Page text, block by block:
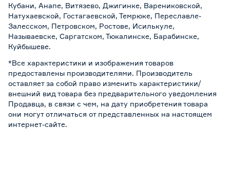
Кубани, Анапе, Витязево, Джигинке, Варениковской,
Натухаевской, Гостагаевской, Темрюке, Переславле-
Залесском, Петровском, Ростове, Исилькуле,
Называевске, Саргатском, Тюкалинске, Барабинске,
Куйбышеве.
*Все характеристики и изображения товаров
предоставлены производителями. Производитель
оставляет за собой право изменить характеристики/
внешний вид товара без предварительного уведомления
Продавца, в связи с чем, на дату приобретения товара
они могут отличаться от представленных на настоящем
интернет-сайте.